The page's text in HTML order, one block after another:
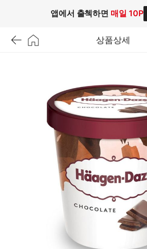
앱에서 출첵하면 매일 10P
상품상세